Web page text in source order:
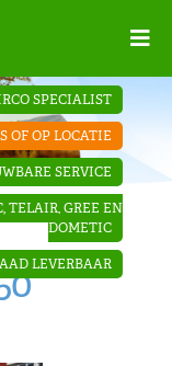
SPECIALIST
OF OP LOCATIE
SERVICE
TELAIR, GREE EN
DOMETIC
LEVERBAAR